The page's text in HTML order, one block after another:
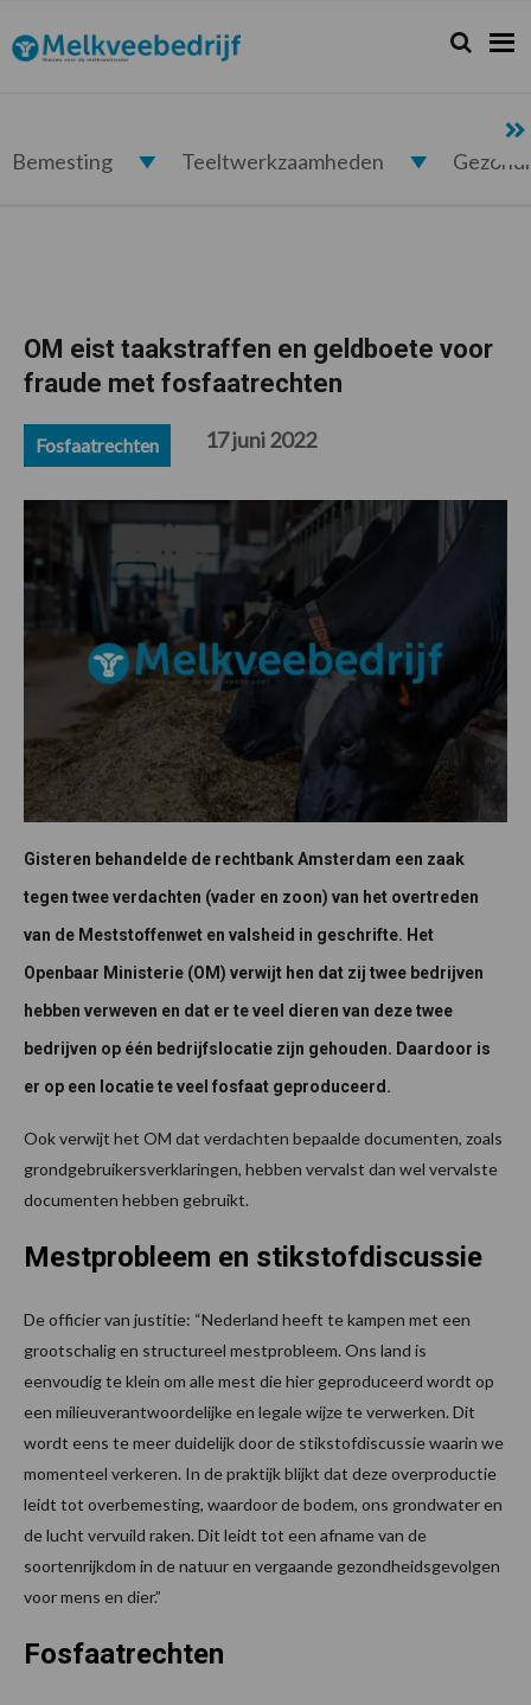
de
hoofdnavigatie
de
hoofd
de
eerste
de
voettekst
Melkveebedrijf.nl Zoeken...
Zoek
Bemesting Teeltwerkzaamheden
OM eist taakstraffen en geldboete voor
fraude met fosfaatrechten
Fosfaatrechten 17 juni 2022
Gisteren behandelde de rechtbank Amsterdam een zaak
tegen twee verdachten (vader en zoon) van het overtreden
van de Meststoffenwet en valsheid in geschrifte. Het
Openbaar Ministerie (OM) verwijt hen dat zij twee bedrijven
hebben verweven en dat er te veel dieren van deze twee
bedrijven op één bedrijfslocatie zijn gehouden. Daardoor is
er op een locatie te veel fosfaat geproduceerd.
Ook verwijt het OM dat verdachten bepaalde documenten, zoals
grondgebruikersverklaringen, hebben vervalst dan wel vervalste
documenten hebben gebruikt.
Mestprobleem en stikstofdiscussie
De officier van justitie: “Nederland heeft te kampen met een
grootschalig en structureel mestprobleem. Ons land is
eenvoudig te klein om alle mest die hier geproduceerd wordt op
een milieuverantwoordelijke en legale wijze te verwerken. Dit
wordt eens te meer duidelijk door de stikstofdiscussie waarin we
momenteel verkeren. In de praktijk blijkt dat deze overproductie
leidt tot overbemesting, waardoor de bodem, ons grondwater en
de lucht vervuild raken. Dit leidt tot een afname van de
soortenrijkdom in de natuur en vergaande gezondheidsgevolgen
voor mens en dier.”
Fosfaatrechten